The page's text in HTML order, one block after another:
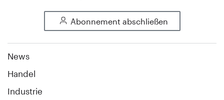
Abonnement abschließen
News
Handel
Industrie